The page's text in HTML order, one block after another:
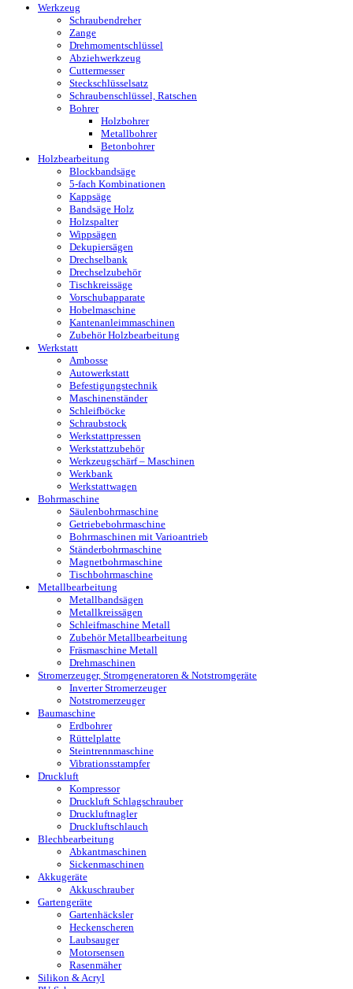
Werkzeug
Schraubendreher
Zange
Drehmomentschlüssel
Abziehwerkzeug
Cuttermesser
Steckschlüsselsatz
Schraubenschlüssel, Ratschen
Bohrer
Holzbohrer
Metallbohrer
Betonbohrer
Holzbearbeitung
Blockbandsäge
5-fach Kombinationen
Kappsäge
Bandsäge Holz
Holzspalter
Wippsägen
Dekupiersägen
Drechselbank
Drechselzubehör
Tischkreissäge
Vorschubapparate
Hobelmaschine
Kantenanleimmaschinen
Zubehör Holzbearbeitung
Werkstatt
Ambosse
Autowerkstatt
Befestigungstechnik
Maschinenständer
Schleifböcke
Schraubstock
Werkstattpressen
Werkstattzubehör
Werkzeugschärf – Maschinen
Werkbank
Werkstattwagen
Bohrmaschine
Säulenbohrmaschine
Getriebebohrmaschine
Bohrmaschinen mit Varioantrieb
Ständerbohrmaschine
Magnetbohrmaschine
Tischbohrmaschine
Metallbearbeitung
Metallbandsägen
Metallkreissägen
Schleifmaschine Metall
Zubehör Metallbearbeitung
Fräsmaschine Metall
Drehmaschinen
Stromerzeuger, Stromgeneratoren & Notstromgeräte
Inverter Stromerzeuger
Notstromerzeuger
Baumaschine
Erdbohrer
Rüttelplatte
Steintrennmaschine
Vibrationsstampfer
Druckluft
Kompressor
Druckluft Schlagschrauber
Druckluftnagler
Druckluftschlauch
Blechbearbeitung
Abkantmaschinen
Sickenmaschinen
Akkugeräte
Akkuschrauber
Gartengeräte
Gartenhäcksler
Heckenscheren
Laubsauger
Motorsensen
Rasenmäher
Silikon & Acryl